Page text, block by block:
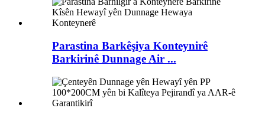
Parastina Barkêşiya Konteynirê
Barkirinê Dunnage Air ...